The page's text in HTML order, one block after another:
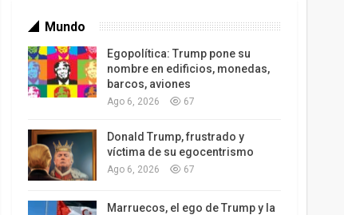
Mundo
Egopolítica: Trump pone su
nombre en edificios, monedas,
barcos, aviones
Ago 6, 2026 67
Donald Trump, frustrado y
víctima de su egocentrismo
Ago 6, 2026 67
Marruecos, el ego de Trump y la